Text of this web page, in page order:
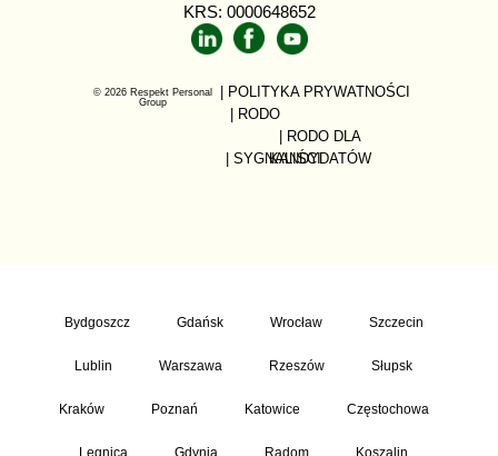
KRS: 0000648652
© 2026 Respekt Personal
Group
| RODO
| SYGNALIŚCI
| RODO DLA
KANDYDATÓW
| POLITYKA PRYWATNOŚCI
Bydgoszcz Gdańsk Wrocław Szczecin
Lublin Warszawa Rzeszów Słupsk
Kraków Poznań Katowice Częstochowa
Legnica Gdynia Radom Koszalin